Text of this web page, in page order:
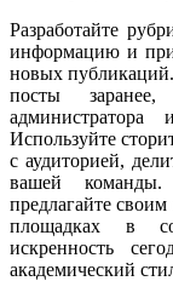
Разработайте
информацию и
новых
посты
администратора
Используйте
с аудиторией,
вашей команды.
предлагайте
площадках в
искренность
академический